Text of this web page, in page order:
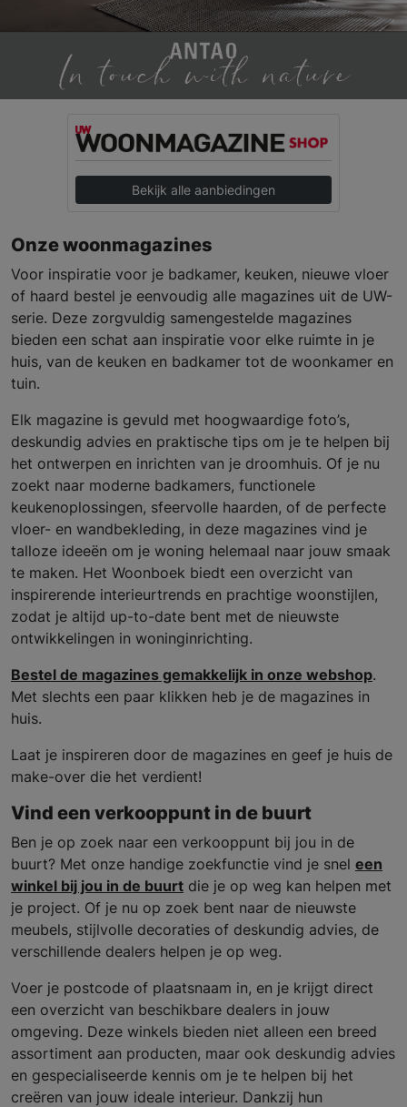
Bekijk alle aanbiedingen
Onze woonmagazines
Voor inspiratie voor je badkamer, keuken, nieuwe vloer
of haard bestel je eenvoudig alle magazines uit de UW-
serie. Deze zorgvuldig samengestelde magazines
bieden een schat aan inspiratie voor elke ruimte in je
huis, van de keuken en badkamer tot de woonkamer en
tuin.
Elk magazine is gevuld met hoogwaardige foto’s,
deskundig advies en praktische tips om je te helpen bij
het ontwerpen en inrichten van je droomhuis. Of je nu
zoekt naar moderne badkamers, functionele
keukenoplossingen, sfeervolle haarden, of de perfecte
vloer- en wandbekleding, in deze magazines vind je
talloze ideeën om je woning helemaal naar jouw smaak
te maken. Het Woonboek biedt een overzicht van
inspirerende interieurtrends en prachtige woonstijlen,
zodat je altijd up-to-date bent met de nieuwste
ontwikkelingen in woninginrichting.
Bestel de magazines gemakkelijk in onze webshop.
Met slechts een paar klikken heb je de magazines in
huis.
Laat je inspireren door de magazines en geef je huis de
make-over die het verdient!
Vind een verkooppunt in de buurt
Ben je op zoek naar een verkooppunt bij jou in de
buurt? Met onze handige zoekfunctie vind je snel een
winkel bij jou in de buurt die je op weg kan helpen met
je project. Of je nu op zoek bent naar de nieuwste
meubels, stijlvolle decoraties of deskundig advies, de
verschillende dealers helpen je op weg.
Voer je postcode of plaatsnaam in, en je krijgt direct
een overzicht van beschikbare dealers in jouw
omgeving. Deze winkels bieden niet alleen een breed
assortiment aan producten, maar ook deskundig advies
en gespecialiseerde kennis om je te helpen bij het
creëren van jouw ideale interieur. Dankzij hun